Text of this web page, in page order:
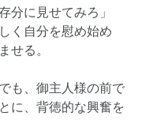
分に見せてみろ」
く自分を慰め始め
せる。
も、御主人様の前で
に、背徳的な興奮を